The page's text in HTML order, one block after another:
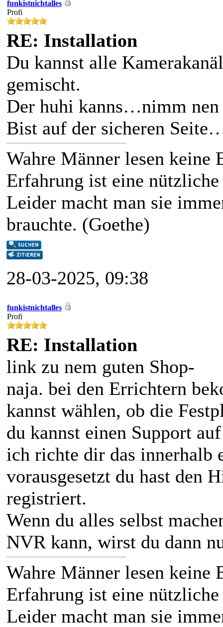
funkistnichtalles
Profi
RE: Installation
Du kannst alle
gemischt.
Der huhi kanns…nimm nen
Bist auf der sicheren
Wahre Männer lesen keine
Erfahrung ist eine nützliche
Leider macht man sie
brauchte. (Goethe)
28-03-2025, 09:38
funkistnichtalles
Profi
RE: Installation
link zu nem guten Shop-
naja. bei den Errichtern
kannst wählen, ob die
du kannst einen Support
ich richte dir das innerhalb
vorausgesetzt du hast den
registriert.
Wenn du alles selbst
NVR kann, wirst du dann
Wahre Männer lesen keine
Erfahrung ist eine nützliche
Leider macht man sie